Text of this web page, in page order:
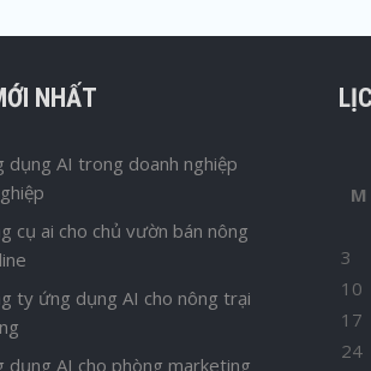
NHẤT
dụng AI trong doanh nghiệp
cụ ai cho chủ vườn bán nông
ty ứng dụng AI cho nông trại
dụng AI cho phòng marketing
M
3
10
17
24